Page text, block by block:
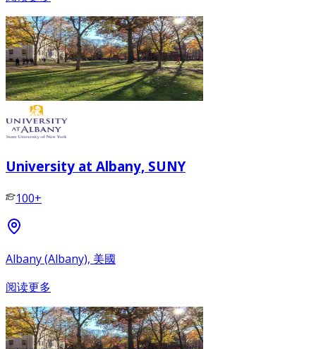
University at Albany, SUNY
100+
Albany (Albany), 美國
阅读更多